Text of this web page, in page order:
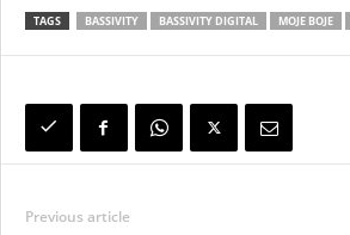
TAGS BASSIVITY BASSIVITY DIGITAL MOJE BOJE
Previous article